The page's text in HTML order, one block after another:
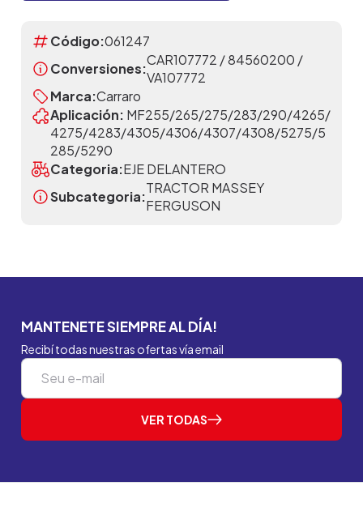
Código:061247
Conversiones:
CAR107772 / 84560200 /
VA107772
Marca:Carraro
Aplicación: MF255/265/275/283/290/4265/
4275/4283/4305/4306/4307/4308/5275/5
285/5290
Categoria:EJE DELANTERO
Subcategoria:
TRACTOR MASSEY
FERGUSON
MANTENETE SIEMPRE AL DÍA!
Recibí todas nuestras ofertas vía email
VER TODAS